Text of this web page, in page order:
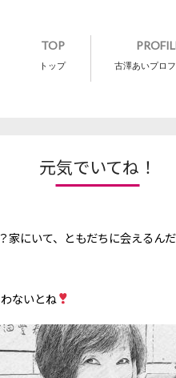
TOP
トップ 古澤あいプロ
元気でいてね！
家にいて、ともだちに会えるん
ないとね